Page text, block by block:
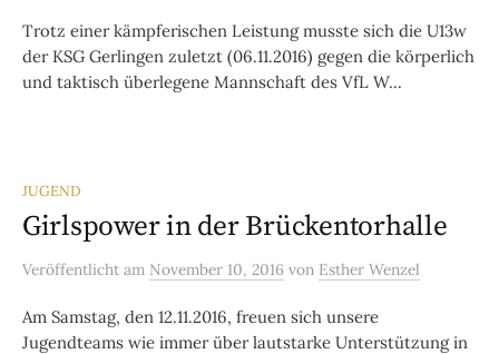
Trotz einer kämpferischen Leistung musste sich die U13w
der KSG Gerlingen zuletzt (06.11.2016) gegen die körperlich
und taktisch überlegene Mannschaft des VfL W...
JUGEND
Girlspower in der Brückentorhalle
Veröffentlicht am November 10, 2016 von Esther Wenzel
Am Samstag, den 12.11.2016, freuen sich unsere
Jugendteams wie immer über lautstarke Unterstützung in